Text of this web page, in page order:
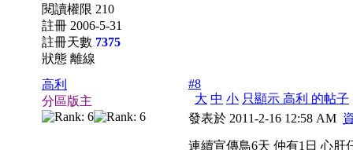
閱讀權限 210
註冊 2006-5-31
註冊天數 7375
狀態 離線
高利
分區版主
#8
大 中 小 只顯示 高利 的帖子
發表於 2011-2-16 12:58 AM
連續宣傳鳥6天 仲有1日 心肝